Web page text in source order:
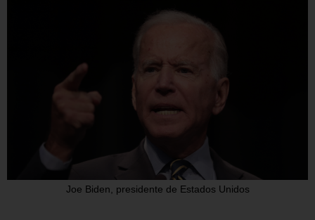
Joe Biden, presidente de Estados Unidos